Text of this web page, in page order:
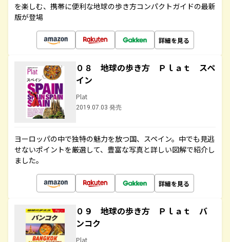
を楽しむ、携帯に便利な地球の歩き方コンパクトガイドの最新
版が登場
詳細を見る
０８ 地球の歩き方 Ｐｌａｔ スペ
イン
Plat
2019.07.03 発売
ヨーロッパの中で独特の魅力を放つ国、スペイン。中でも見逃
せないポイントを厳選して、豊富な写真と詳しい図解で紹介し
ました。
詳細を見る
０９ 地球の歩き方 Ｐｌａｔ バ
ンコク
Plat